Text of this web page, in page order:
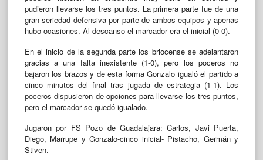
pudieron llevarse los tres puntos. La primera parte fue de una
gran seriedad defensiva por parte de ambos equipos y apenas
hubo ocasiones. Al descanso el marcador era el inicial (0-0).
En el inicio de la segunda parte los briocense se adelantaron
gracias a una falta inexistente (1-0), pero los poceros no
bajaron los brazos y de esta forma Gonzalo igualó el partido a
cinco minutos del final tras jugada de estrategia (1-1). Los
poceros dispusieron de opciones para llevarse los tres puntos,
pero el marcador se quedó igualado.
Jugaron por FS Pozo de Guadalajara: Carlos, Javi Puerta,
Diego, Marrupe y Gonzalo-cinco inicial- Pistacho, Germán y
Stiven.